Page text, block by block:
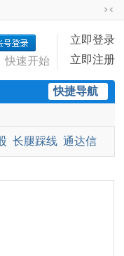
切
换
到
窄
立即登录
立即注册
快速开始
快捷导航
长腿踩线 通达信